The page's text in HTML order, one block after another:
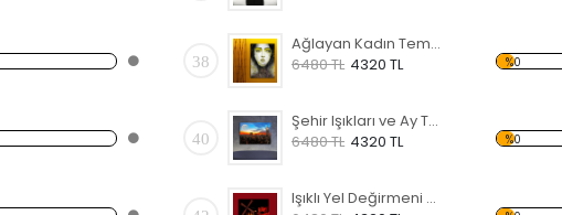
38
Ağlayan Kadın Temalı Kanvas Tablo
6480 TL 4320 TL %0
40
Şehir Işıkları ve Ay Temalı Kanvas Tablo
6480 TL 4320 TL %0
Işıklı Yel Değirmeni Temalı Kanvas Tablo